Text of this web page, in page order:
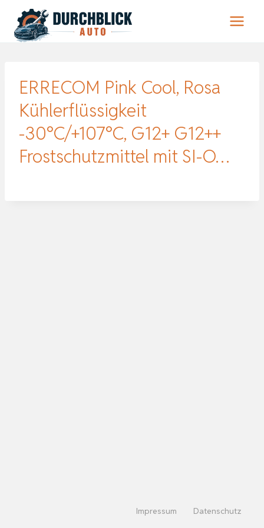
Inhalt
springen
ERRECOM Pink Cool, Rosa
Kühlerflüssigkeit
-30°C/+107°C, G12+ G12++
Frostschutzmittel mit SI-O…
Impressum Datenschutz